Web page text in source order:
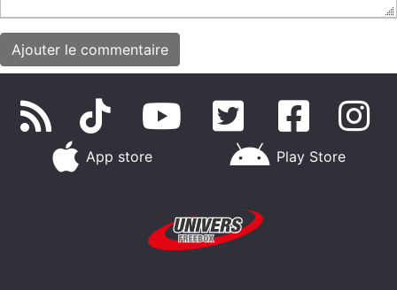
App store Play Store